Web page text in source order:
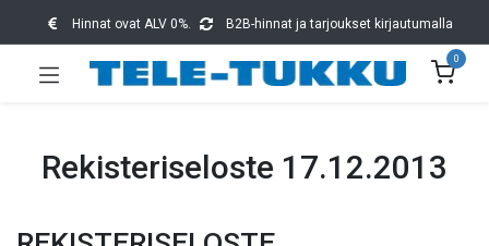
Hinnat ovat ALV 0%. B2B-hinnat ja tarjoukset kirjautumalla
0
Rekisteriseloste 17.12.2013